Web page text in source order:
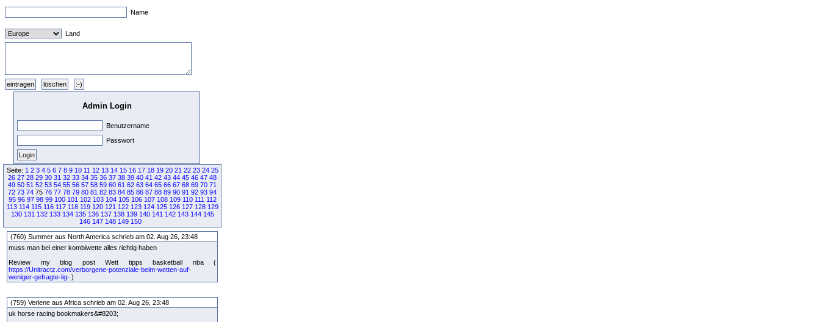
Name
Land
Admin Login
Benutzername
Passwort
Seite: 1 2 3 4 5 6 7 8 9 10 11 12 13 14 15 16 17 18 19 20 21 22 23 24 25
26 27 28 29 30 31 32 33 34 35 36 37 38 39 40 41 42 43 44 45 46 47 48
49 50 51 52 53 54 55 56 57 58 59 60 61 62 63 64 65 66 67 68 69 70 71
72 73 74 75 76 77 78 79 80 81 82 83 84 85 86 87 88 89 90 91 92 93 94
95 96 97 98 99 100 101 102 103 104 105 106 107 108 109 110 111 112
113 114 115 116 117 118 119 120 121 122 123 124 125 126 127 128 129
130 131 132 133 134 135 136 137 138 139 140 141 142 143 144 145
146 147 148 149 150
(760) Summer aus North America schrieb am 02. Aug 26, 23:48
muss man bei einer kombiwette alles richtig haben
Review my blog post Wett tipps basketball nba (
https://Unitractz.com/verborgene-potenziale-beim-wetten-auf-
weniger-gefragte-lig- )
(759) Verlene aus Africa schrieb am 02. Aug 26, 23:48
uk horse racing bookmakers&#8203;